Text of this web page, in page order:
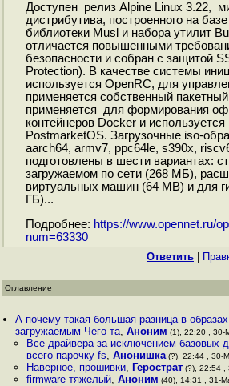
Доступен релиз Alpine Linux 3.22,
дистрибутива, построенного на
библиотеки Musl и набора утилит
отличается повышенными
безопасности и собран с защитой
Protection). В качестве системы
используется OpenRC, для
применяется собственный
применяется для формирования
контейнеров Docker и используется
PostmarketOS. Загрузочные iso-
aarch64, armv7, ppc64le, s390x,
подготовлены в шести вариантах:
загружаемом по сети (268 МБ),
виртуальных машин (64 MB) и для
ГБ)...
Подробнее: https://www.opennet.ru/
num=63330
Ответить
Оглавление
А почему такая большая разница в
загружаемым Чего та,Аноним (1), 22:20 , 30-
Все драйвера за исключением базовых
всего парочку fs, Анонишка(?), 22:44 , 30-
Наверное, прошивки, Герострат(?), 22:54 ,
firmware тяжелый, Аноним (40), 14:31 , 31-